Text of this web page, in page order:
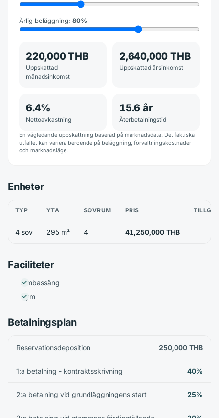
Årlig beläggning: 80%
220,000 THB
Uppskattad
månadsinkomst
2,640,000 THB
Uppskattad årsinkomst
6.4%
Nettoavkastning
15.6 år
Återbetalningstid
En vägledande uppskattning baserad på marknadsdata. Det faktiska
utfallet kan variera beroende på beläggning, förvaltningskostnader
och marknadsläge.
Enheter
TYP YTA SOVRUM PRIS
4 sov 295 m² 4 41,250,000 THB
Faciliteter
Simbassäng
Gym
Betalningsplan
Reservationsdeposition 250,000 THB
1:a betalning - kontraktsskrivning 40%
2:a betalning vid grundläggningens start 25%